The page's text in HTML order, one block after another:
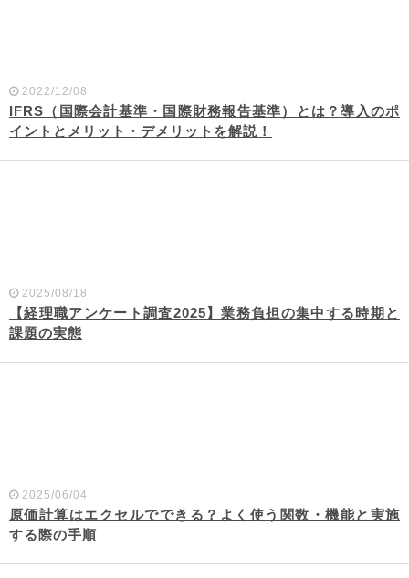
2022/12/08
IFRS（国際会計基準・国際財務報告基準）とは？導入のポ
イントとメリット・デメリットを解説！
2025/08/18
【経理職アンケート調査2025】業務負担の集中する時期と
課題の実態
2025/06/04
原価計算はエクセルでできる？よく使う関数・機能と実施
する際の手順